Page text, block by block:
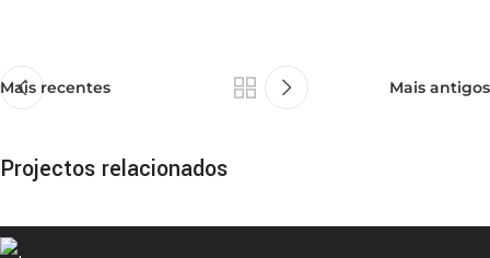
Mais recentes Mais antigos
Projectos relacionados